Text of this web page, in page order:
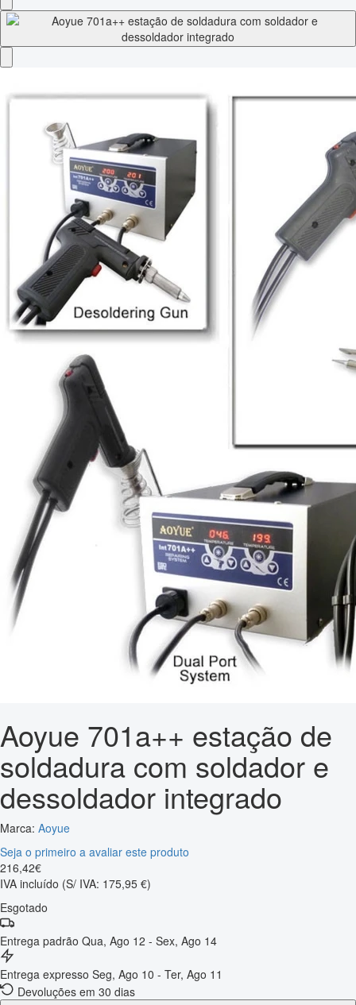
Aoyue 701a++ estação de
soldadura com soldador e
dessoldador integrado
Marca: Aoyue
Seja o primeiro a avaliar este produto
216,42€
IVA incluído (S/ IVA: 175,95 €)
Esgotado
Entrega padrão Qua, Ago 12 - Sex, Ago 14
Entrega expresso Seg, Ago 10 - Ter, Ago 11
Devoluções em 30 dias